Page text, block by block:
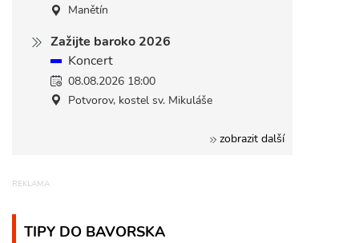
Manětín
Zažijte baroko 2026
Koncert
08.08.2026 18:00
Potvorov, kostel sv. Mikuláše
zobrazit další
TIPY DO BAVORSKA